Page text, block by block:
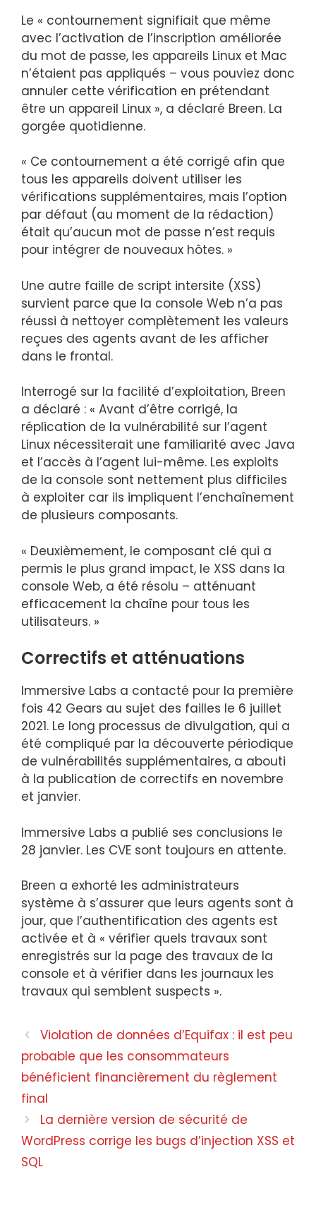
Le « contournement signifiait que même
avec l’activation de l’inscription améliorée
du mot de passe, les appareils Linux et Mac
n’étaient pas appliqués – vous pouviez donc
annuler cette vérification en prétendant
être un appareil Linux », a déclaré Breen. La
gorgée quotidienne.
« Ce contournement a été corrigé afin que
tous les appareils doivent utiliser les
vérifications supplémentaires, mais l’option
par défaut (au moment de la rédaction)
était qu’aucun mot de passe n’est requis
pour intégrer de nouveaux hôtes. »
Une autre faille de script intersite (XSS)
survient parce que la console Web n’a pas
réussi à nettoyer complètement les valeurs
reçues des agents avant de les afficher
dans le frontal.
Interrogé sur la facilité d’exploitation, Breen
a déclaré : « Avant d’être corrigé, la
réplication de la vulnérabilité sur l’agent
Linux nécessiterait une familiarité avec Java
et l’accès à l’agent lui-même. Les exploits
de la console sont nettement plus difficiles
à exploiter car ils impliquent l’enchaînement
de plusieurs composants.
« Deuxièmement, le composant clé qui a
permis le plus grand impact, le XSS dans la
console Web, a été résolu – atténuant
efficacement la chaîne pour tous les
utilisateurs. »
Correctifs et atténuations
Immersive Labs a contacté pour la première
fois 42 Gears au sujet des failles le 6 juillet
2021. Le long processus de divulgation, qui a
été compliqué par la découverte périodique
de vulnérabilités supplémentaires, a abouti
à la publication de correctifs en novembre
et janvier.
Immersive Labs a publié ses conclusions le
28 janvier. Les CVE sont toujours en attente.
Breen a exhorté les administrateurs
système à s’assurer que leurs agents sont à
jour, que l’authentification des agents est
activée et à « vérifier quels travaux sont
enregistrés sur la page des travaux de la
console et à vérifier dans les journaux les
travaux qui semblent suspects ».
Navigation
des
articles
Violation de données d’Equifax : il est peu
probable que les consommateurs
bénéficient financièrement du règlement
final
La dernière version de sécurité de
WordPress corrige les bugs d’injection XSS et
SQL